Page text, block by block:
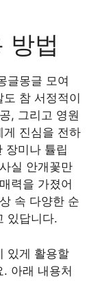
방법
글몽글 모여
참 서정적이
, 그리고 영원
게 진심을 전하
장미나 튤립
실 안개꽃만
력을 가졌어
속 다양한 순
있답니다.
있게 활용할
아래 내용처